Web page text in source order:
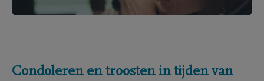
Condoleren en troosten in tijden van